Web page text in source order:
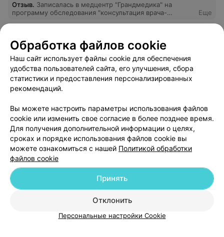
Отзыв. Записалась в медцентр "Грандмедика" на
программу обследования "консультация врача-
подробно обозначила проблему и всё рассказала о
заболевании, назначила лечение, и, что очень важно,
подобрала мне диету. врач - профессионал своего
дела. Всем советую!!!
Еще
Отзывы
тест123456789
Минск, Красная, 19
Записаться
Добавить компанию
Добавить специалиста
Обработка файлов cookie
Наш сайт использует файлы cookie для обеспечения
удобства пользователей сайта, его улучшения, сбора
статистики и предоставления персонализированных
рекомендаций.
Вы можете настроить параметры использования файлов
cookie или изменить свое согласие в более позднее время.
Для получения дополнительной информации о целях,
сроках и порядке использования файлов cookie вы
можете ознакомиться с нашей Политикой обработки
файлов cookie
Отклонить
Принять
Персональные настройки Cookie